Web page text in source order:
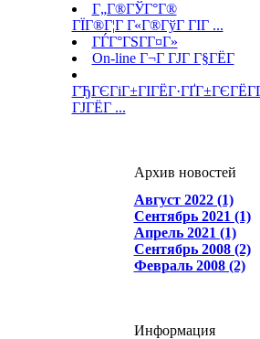
Г„Г®ГЎГ°Г®
ГЇГ®Г¦Г Г«Г®ГўГ ГІГ ...
ГЃГ°ГЅГ­Г¤Г»
On-line Г¬Г ГЈГ Г§ГЁГ­
ГЈГЁГ ...
Архив новостей
Август 2022 (1)
Сентябрь 2021 (1)
Апрель 2021 (1)
Сентябрь 2008 (2)
Февраль 2008 (2)
Информация